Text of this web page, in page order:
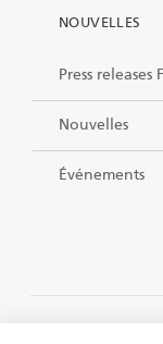
Chargeuses
Remorques
Processeur
Grappins I
NOUVELLES
Press releases
Nouvelles
Événements